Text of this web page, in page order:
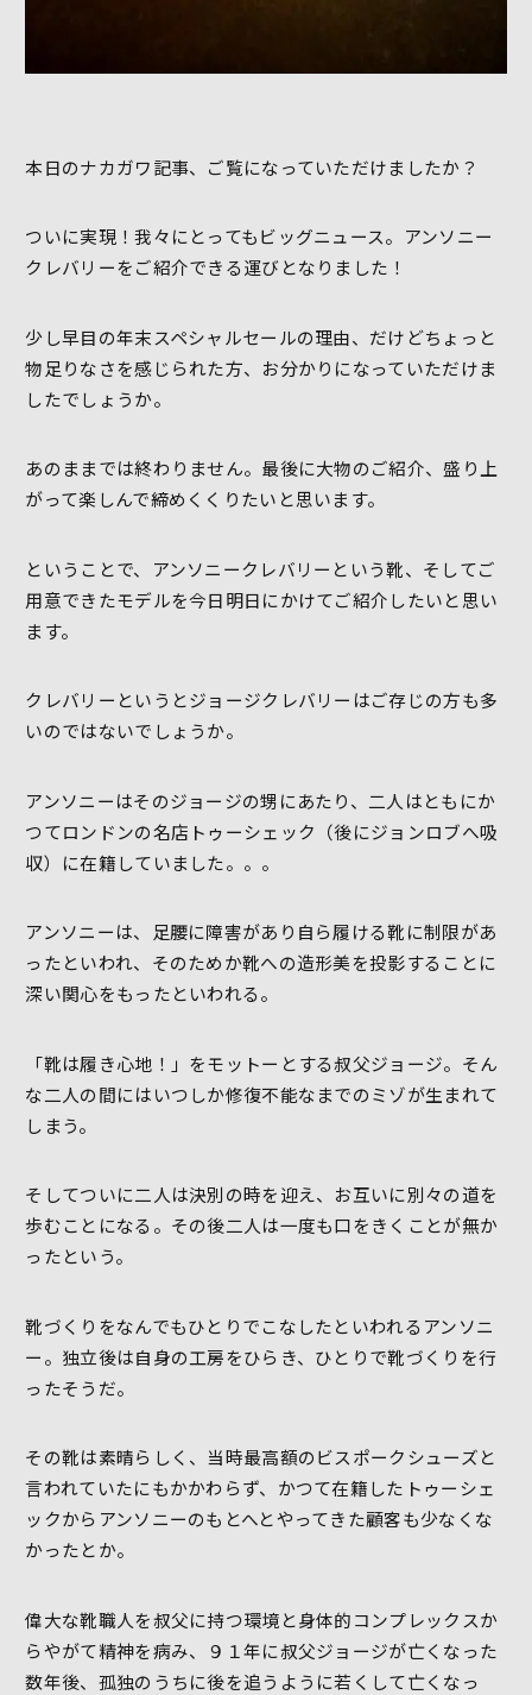
本日のナカガワ記事、ご覧になっていただけましたか？
ついに実現！我々にとってもビッグニュース。アンソニー
クレバリーをご紹介できる運びとなりました！
少し早目の年末スペシャルセールの理由、だけどちょっと
物足りなさを感じられた方、お分かりになっていただけま
したでしょうか。
あのままでは終わりません。最後に大物のご紹介、盛り上
がって楽しんで締めくくりたいと思います。
ということで、アンソニークレバリーという靴、そしてご
用意できたモデルを今日明日にかけてご紹介したいと思い
ます。
クレバリーというとジョージクレバリーはご存じの方も多
いのではないでしょうか。
アンソニーはそのジョージの甥にあたり、二人はともにか
つてロンドンの名店トゥーシェック（後にジョンロブへ吸
収）に在籍していました。。。
アンソニーは、足腰に障害があり自ら履ける靴に制限があ
ったといわれ、そのためか靴への造形美を投影することに
深い関心をもったといわれる。
「靴は履き心地！」をモットーとする叔父ジョージ。そん
な二人の間にはいつしか修復不能なまでのミゾが生まれて
しまう。
そしてついに二人は決別の時を迎え、お互いに別々の道を
歩むことになる。その後二人は一度も口をきくことが無か
ったという。
靴づくりをなんでもひとりでこなしたといわれるアンソニ
ー。独立後は自身の工房をひらき、ひとりで靴づくりを行
ったそうだ。
その靴は素晴らしく、当時最高額のビスポークシューズと
言われていたにもかかわらず、かつて在籍したトゥーシェ
ックからアンソニーのもとへとやってきた顧客も少なくな
かったとか。
偉大な靴職人を叔父に持つ環境と身体的コンプレックスか
らやがて精神を病み、９１年に叔父ジョージが亡くなった
数年後、孤独のうちに後を追うように若くして亡くなっ